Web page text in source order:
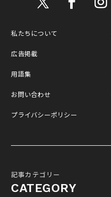
私たちについて
広告掲載
用語集
お問い合わせ
プライバシーポリシー
記事カテゴリー
CATEGORY